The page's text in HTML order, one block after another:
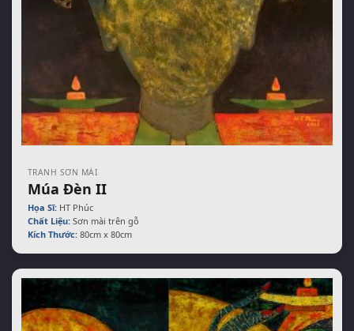
TRANH SƠN MÀI
Múa Đèn II
Họa Sĩ:HT Phúc
Chất Liệu:Sơn mài trên gỗ
Kích Thước:80cm x 80cm